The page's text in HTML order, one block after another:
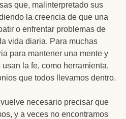
que, malinterpretado sus
la creencia de que una
o enfrentar problemas de
vida diaria. Para muchas
para mantener una mente y
la fe, como herramienta,
que todos llevamos dentro.
necesario precisar que
y a veces no encontramos